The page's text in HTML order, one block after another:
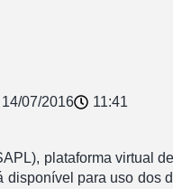
14/07/2016 11:41
plataforma virtual
para uso dos